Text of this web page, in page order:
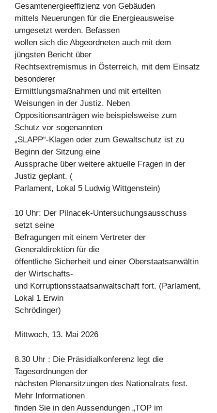
Gesamtenergieeffizienz von Gebäuden
mittels Neuerungen für die Energieausweise
umgesetzt werden. Befassen
wollen sich die Abgeordneten auch mit dem
jüngsten Bericht über
Rechtsextremismus in Österreich, mit dem Einsatz
besonderer
Ermittlungsmaßnahmen und mit erteilten
Weisungen in der Justiz. Neben
Oppositionsanträgen wie beispielsweise zum
Schutz vor sogenannten
„SLAPP“-Klagen oder zum Gewaltschutz ist zu
Beginn der Sitzung eine
Aussprache über weitere aktuelle Fragen in der
Justiz geplant. (
Parlament, Lokal 5 Ludwig Wittgenstein)
10 Uhr: Der Pilnacek-Untersuchungsausschuss
setzt seine
Befragungen mit einem Vertreter der
Generaldirektion für die
öffentliche Sicherheit und einer Oberstaatsanwältin
der Wirtschafts-
und Korruptionsstaatsanwaltschaft fort. (Parlament,
Lokal 1 Erwin
Schrödinger)
Mittwoch, 13. Mai 2026
8.30 Uhr : Die Präsidialkonferenz legt die
Tagesordnungen der
nächsten Plenarsitzungen des Nationalrats fest.
Mehr Informationen
finden Sie in den Aussendungen „TOP im